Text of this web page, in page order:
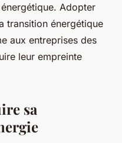
Adopter
transition énergétique
aux entreprises des
leur empreinte
sa